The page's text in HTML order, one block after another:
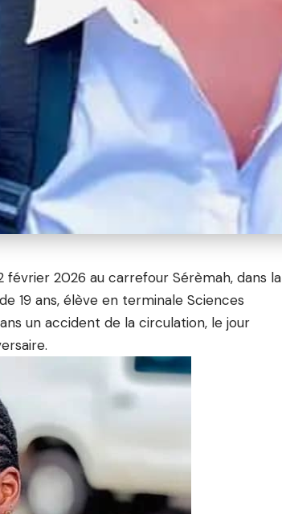
2026 au carrefour Sérèmah, dans la
19 ans, élève en terminale Sciences
un accident de la circulation, le jour